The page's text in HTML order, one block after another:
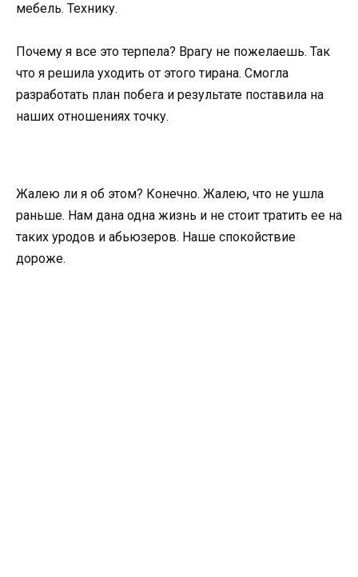
мебель. Технику.
Почему я все это терпела? Врагу не пожелаешь. Так
что я решила уходить от этого тирана. Смогла
разработать план побега и результате поставила на
наших отношениях точку.
Жалею ли я об этом? Конечно. Жалею, что не ушла
раньше. Нам дана одна жизнь и не стоит тратить ее на
таких уродов и абьюзеров. Наше спокойствие
дороже.